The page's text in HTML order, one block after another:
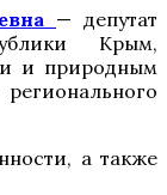
— депутат
Крым,
и природным
а также